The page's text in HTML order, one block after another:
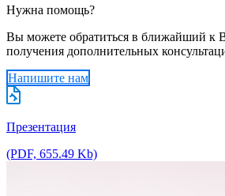
Нужна помощь?
Вы можете обратиться в ближайший к
получения дополнительных
Напишите нам
Презентация
(PDF, 655.49 Kb)